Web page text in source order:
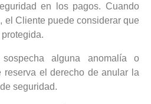
en los pagos. Cuando
el Cliente puede considerar que
alguna anomalía o
reserva el derecho de anular la
seguridad.